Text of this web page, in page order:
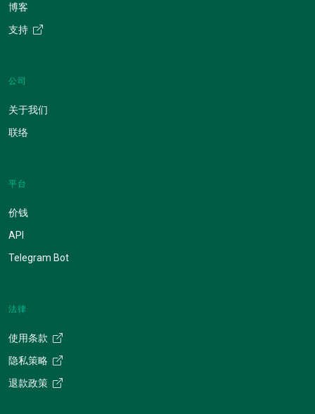
博客
支持
公司
关于我们
联络
平台
价钱
API
Telegram Bot
法律
使用条款
隐私策略
退款政策